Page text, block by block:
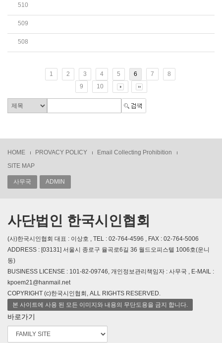
510
509
508
1 2 3 4 5 6 7
8
9
10
HOME PROVACY POLICY
Email Collecting Prohibition
SITE MAP
사무국 ADMIN
사단법인 한국시인협회
(사)한국시인협회 대표 : 이상호 , TEL : 02-764-4596 , FAX : 02-764-5006
ADDRESS : [03131] 서울시 종로구 율곡로6길 36 월드오피스텔 1006호(운니
동)
BUSINESS LICENSE : 101-82-09746, 개인정보관리책임자 : 사무국 , E-MAIL :
kpoem21@hanmail.net
COPYRIGHT (c)한국시인협회, ALL RIGHTS RESERVED.
본 사이트에 사용 된 모든 이미지와 내용의 무단도용을 금지 합니다.
바로가기